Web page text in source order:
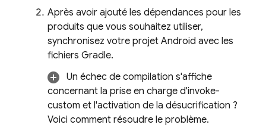
Après avoir ajouté les dépendances pour les
produits que vous souhaitez utiliser,
synchronisez votre projet Android avec les
fichiers Gradle.
Un échec de compilation s'affiche
concernant la prise en charge d'invoke-
custom et l'activation de la désucrification ?
Voici comment résoudre le problème.